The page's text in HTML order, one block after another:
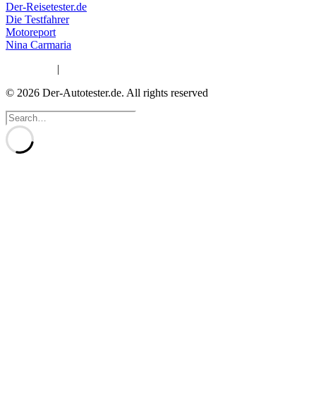
Der-Reisetester.de
Die Testfahrer
Motoreport
Nina Carmaria
|
© 2026 Der-Autotester.de. All rights reserved